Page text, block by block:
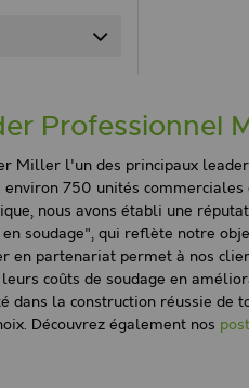
Professionnel
Miller l'un des principaux
750 unités
nous avons établi une
soudage", qui reflète notre
en partenariat permet à nos
coûts de soudage en
dans la construction réussie de
Découvrez également nos